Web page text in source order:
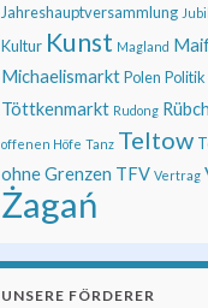
Jahreshauptversammlung
Kultur Kunst Magland
MichaelismarktPolen Politik
Töttkenmarkt Rudong
offenen Höfe Tanz Teltow
ohne Grenzen TFV Vertrag
Żagań
UNSERE FÖRDERER